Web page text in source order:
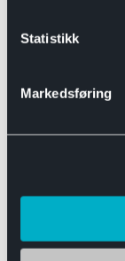
Statistikk
Markedsføring